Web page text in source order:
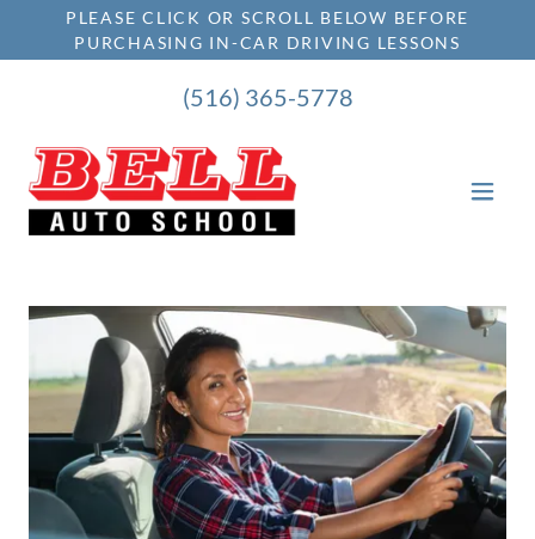
PLEASE CLICK OR SCROLL BELOW BEFORE
PURCHASING IN-CAR DRIVING LESSONS
(516) 365-5778